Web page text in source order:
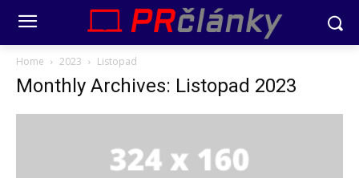
Home 2023 Listopad
Monthly Archives: Listopad 2023